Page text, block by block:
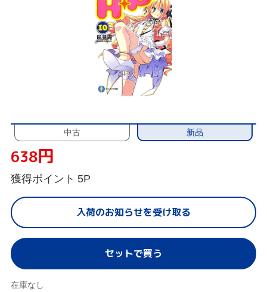
中古 新品
638円
獲得ポイント 5P
入荷のお知らせを受け取る
セットで買う
在庫なし